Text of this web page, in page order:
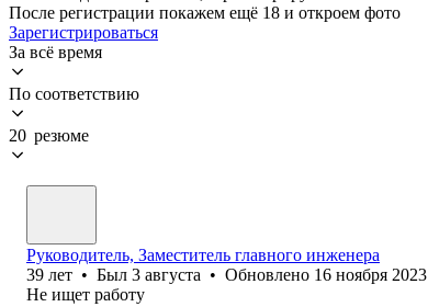
После регистрации покажем ещё 18 и откроем фото
Зарегистрироваться
За всё время
По соответствию
20 резюме
Руководитель, Заместитель главного инженера
39 лет • Был 3 августа • Обновлено 16 ноября 2023
Не ищет работу